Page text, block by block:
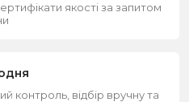
якості за запитом
контроль, відбір вручну та